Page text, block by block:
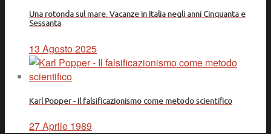
Una rotonda sul mare. Vacanze in Italia negli anni Cinquanta e
Sessanta
13 Agosto 2025
Karl Popper - Il falsificazionismo come metodo scientifico
27 Aprile 1989